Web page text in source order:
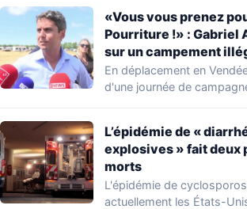
«Vous vous prenez
Pourriture !» : Gabriel
sur un campement
du voyage
En déplacement en
d'une journée de
L’épidémie de «
explosives » fait deux
morts
L'épidémie de
actuellement les États-